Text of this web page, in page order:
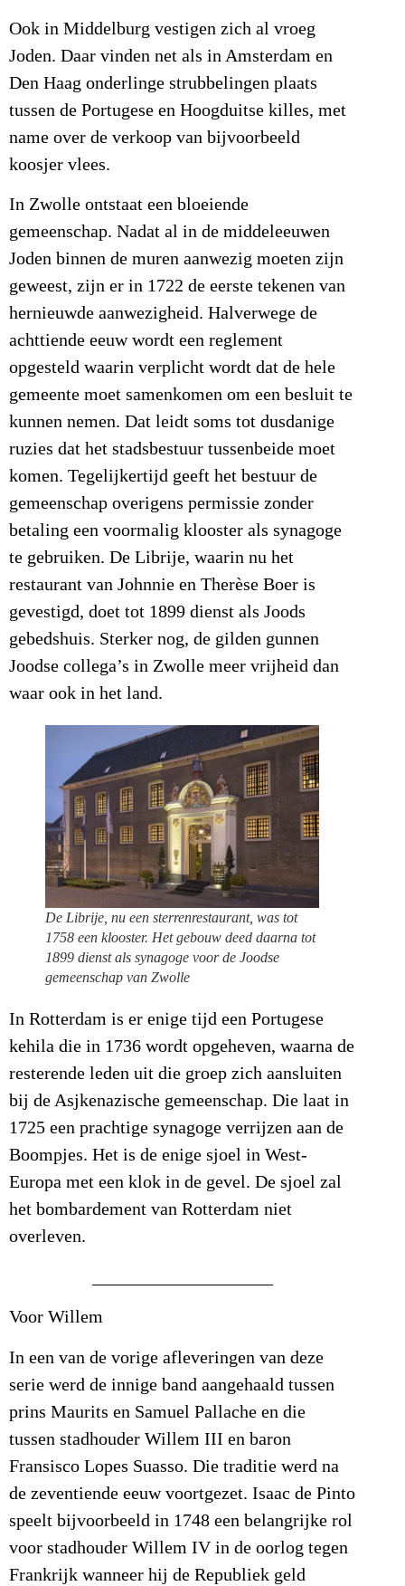
Ook in Middelburg vestigen zich al vroeg
Joden. Daar vinden net als in Amsterdam en
Den Haag onderlinge strubbelingen plaats
tussen de Portugese en Hoogduitse killes, met
name over de verkoop van bijvoorbeeld
koosjer vlees.
In Zwolle ontstaat een bloeiende
gemeenschap. Nadat al in de middeleeuwen
Joden binnen de muren aanwezig moeten zijn
geweest, zijn er in 1722 de eerste tekenen van
hernieuwde aanwezigheid. Halverwege de
achttiende eeuw wordt een reglement
opgesteld waarin verplicht wordt dat de hele
gemeente moet samenkomen om een besluit te
kunnen nemen. Dat leidt soms tot dusdanige
ruzies dat het stadsbestuur tussenbeide moet
komen. Tegelijkertijd geeft het bestuur de
gemeenschap overigens permissie zonder
betaling een voormalig klooster als synagoge
te gebruiken. De Librije, waarin nu het
restaurant van Johnnie en Therèse Boer is
gevestigd, doet tot 1899 dienst als Joods
gebedshuis. Sterker nog, de gilden gunnen
Joodse collega’s in Zwolle meer vrijheid dan
waar ook in het land.
De Librije, nu een sterrenrestaurant, was tot
1758 een klooster. Het gebouw deed daarna tot
1899 dienst als synagoge voor de Joodse
gemeenschap van Zwolle
In Rotterdam is er enige tijd een Portugese
kehila die in 1736 wordt opgeheven, waarna de
resterende leden uit die groep zich aansluiten
bij de Asjkenazische gemeenschap. Die laat in
1725 een prachtige synagoge verrijzen aan de
Boompjes. Het is de enige sjoel in West-
Europa met een klok in de gevel. De sjoel zal
het bombardement van Rotterdam niet
overleven.
Voor Willem
In een van de vorige afleveringen van deze
serie werd de innige band aangehaald tussen
prins Maurits en Samuel Pallache en die
tussen stadhouder Willem III en baron
Fransisco Lopes Suasso. Die traditie werd na
de zeventiende eeuw voortgezet. Isaac de Pinto
speelt bijvoorbeeld in 1748 een belangrijke rol
voor stadhouder Willem IV in de oorlog tegen
Frankrijk wanneer hij de Republiek geld